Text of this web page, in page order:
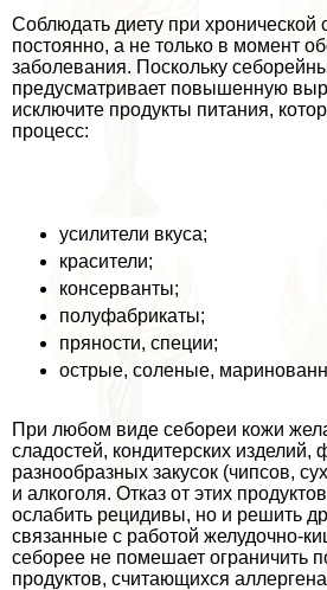
Соблюдать диету при хронической
постоянно, а не только в момент
заболевания. Поскольку
предусматривает повышенную
исключите продукты питания,
процесс:
усилители вкуса;
красители;
консерванты;
полуфабрикаты;
пряности, специи;
острые, соленые,
При любом виде себореи кожи
сладостей, кондитерских изделий,
разнообразных закусок (чипсов,
и алкоголя. Отказ от этих
ослабить рецидивы, но и решить
связанные с работой желудочно-
себорее не помешает ограничить
продуктов, считающихся